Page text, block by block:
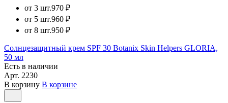
от 3 шт.970 ₽
от 5 шт.960 ₽
от 8 шт.950 ₽
Солнцезащитный крем SPF 30 Botanix Skin Helpers GLORIA,
50 мл
Есть в наличии
Арт. 2230
В корзину В корзине